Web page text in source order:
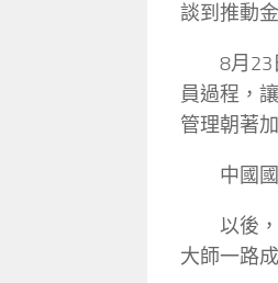
談到推動
8月23
員過程，
管理朝著
中國國
以後
大師一路